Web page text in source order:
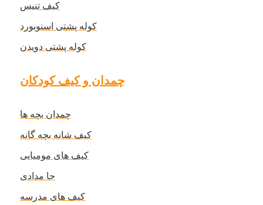
کیف تنیس
کوله پشتی اسنوبورد
کوله پشتی دویدن
چمدان و کیف کودکان
چمدان بچه ها
کیف شانه بچه گانه
کیف های مومیایی
جا مدادی
کیف های مدرسه